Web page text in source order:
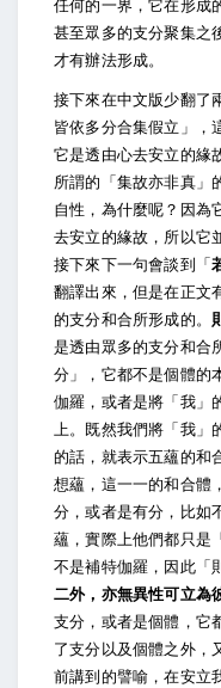
任何的一界，它在形成
甚至眾多的支分聚集之
才有辦法形成。
接下來在中文版少翻了
皆依多分合集假立」，
它是透由心去安立的緣
所謂的「集故亦非真」
自性，為什麼呢？因為
去安立的緣故，所以它
接下來下一句會談到「
翻譯出來，但是在正文
的支分和合所形成的。
是透由眾多的支分和合
分」，它都不是個體的
伽羅，或者是將「我」
上。既然我們將「我」
的話，就表示五蘊的和
想蘊，這一一的和合體
分，或者是有分，比如
蘊，實際上他們都只是
不是補特伽羅，因此「
二外，亦無異性可立為
支分，或者是個體，它
了支分以及個體之外，
前講到的譬喻，在安立